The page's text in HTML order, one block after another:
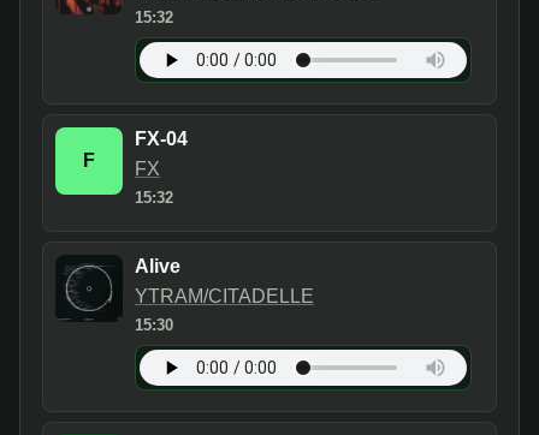
15:32
F
FX-04
FX
15:32
Alive
YTRAM/CITADELLE
15:30